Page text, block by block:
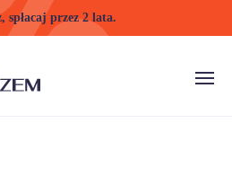
spłacaj przez 2 lata.